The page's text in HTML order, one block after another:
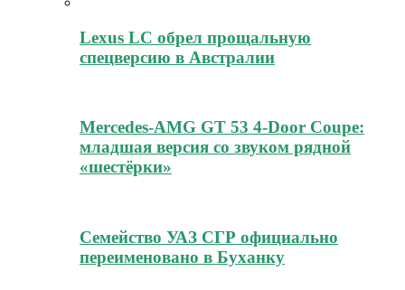
Lexus LC обрел прощальную
спецверсию в Австралии
Mercedes-AMG GT 53 4-Door Coupe:
младшая версия со звуком рядной
«шестёрки»
Семейство УАЗ СГР официально
переименовано в Буханку